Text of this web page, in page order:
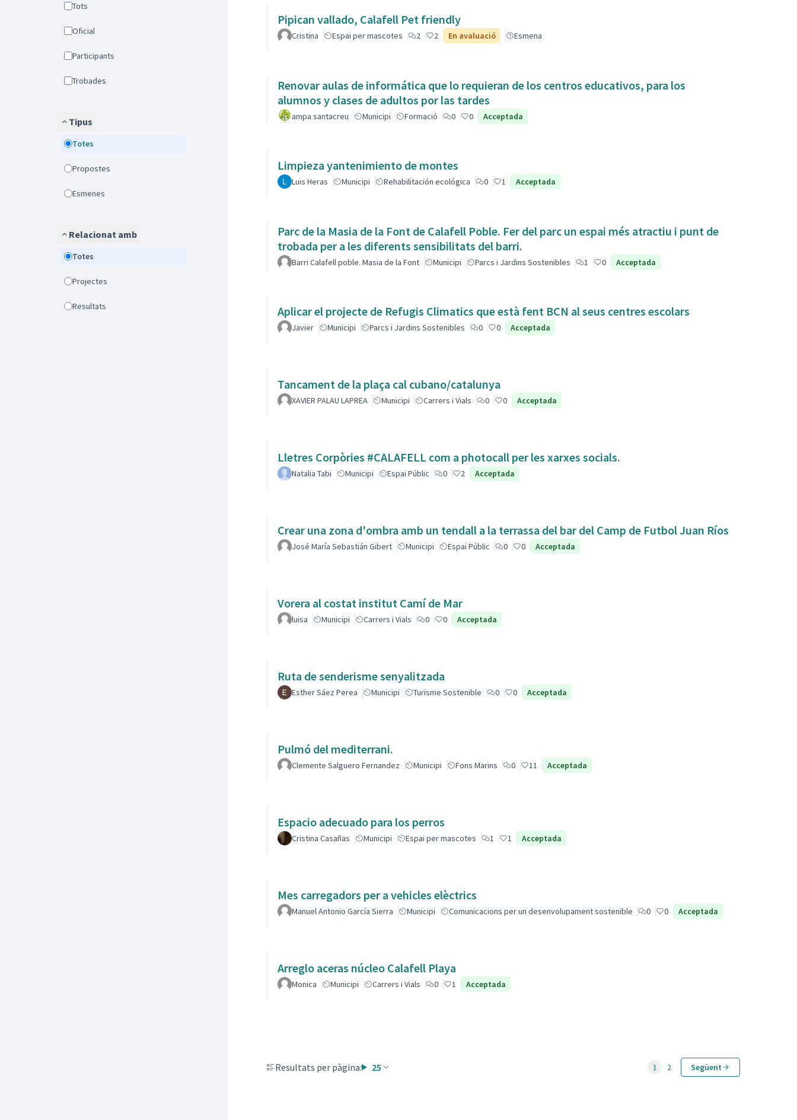
Tots
Oficial
Participants
Trobades
Tipus
Totes
Propostes
Esmenes
Relacionat amb
Totes
Projectes
Resultats
Pipican vallado, Calafell Pet friendly
Cristina Espai per mascotes 2 2 En avaluació Esmena
Renovar aulas de informática que lo requieran de los centros educativos, para los
alumnos y clases de adultos por las tardes
ampa santacreu Municipi Formació 0 0 Acceptada
Limpieza yantenimiento de montes
Luis Heras Municipi Rehabilitación ecológica 0 1 Acceptada
Parc de la Masia de la Font de Calafell Poble. Fer del parc un espai més atractiu i punt de
trobada per a les diferents sensibilitats del barri.
Barri Calafell poble. Masia de la Font Municipi Parcs i Jardins Sostenibles 1 0 Acceptada
Aplicar el projecte de Refugis Climatics que està fent BCN al seus centres escolars
Javier Municipi Parcs i Jardins Sostenibles 0 0 Acceptada
Tancament de la plaça cal cubano/catalunya
XAVIER PALAU LAPREA Municipi Carrers i Vials 0 0 Acceptada
Lletres Corpòries #CALAFELL com a photocall per les xarxes socials.
Natalia Tabi Municipi Espai Públic 0 2 Acceptada
Crear una zona d'ombra amb un tendall a la terrassa del bar del Camp de Futbol Juan Ríos
José María Sebastián Gibert Municipi Espai Públic 0 0 Acceptada
Vorera al costat institut Camí de Mar
luisa Municipi Carrers i Vials 0 0 Acceptada
Ruta de senderisme senyalitzada
Esther Sáez Perea Municipi Turisme Sostenible 0 0 Acceptada
Pulmó del mediterrani.
Clemente Salguero Fernandez Municipi Fons Marins 0 11 Acceptada
Espacio adecuado para los perros
Cristina Casañas Municipi Espai per mascotes 1 1 Acceptada
Mes carregadors per a vehicles elèctrics
Manuel Antonio García Sierra Municipi Comunicacions per un desenvolupament sostenible 0 0 Acceptada
Arreglo aceras núcleo Calafell Playa
Monica Municipi Carrers i Vials 0 1 Acceptada
Resultats per pàgina: 25 1 2 Següent